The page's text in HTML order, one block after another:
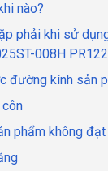
nào?
phải khi sử
008H
đường kính sản
phẩm không đạt